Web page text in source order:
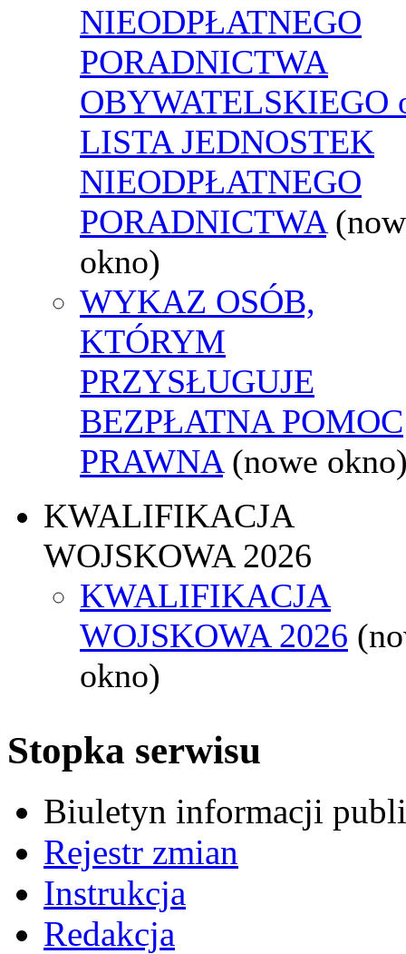
NIEODPŁATNEGO
PORADNICTWA
OBYWATELSKIEGO
LISTA JEDNOSTEK
NIEODPŁATNEGO
PORADNICTWA
okno)
WYKAZ OSÓB,
KTÓRYM
PRZYSŁUGUJE
BEZPŁATNA POMOC
PRAWNA (nowe
KWALIFIKACJA
WOJSKOWA 2026
KWALIFIKACJA
WOJSKOWA 2026
okno)
Stopka serwisu
Biuletyn informacji
Rejestr zmian
Instrukcja
Redakcja